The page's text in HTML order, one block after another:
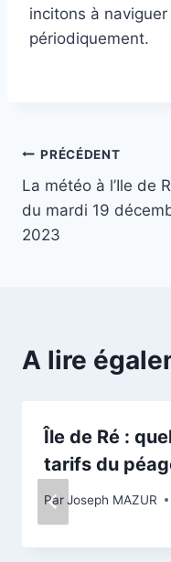
incitons à
périodiquement.
Navigation
de
l’article
PRÉCÉDENT
La météo à l’Ile de
du mardi 19
2023
A lire
Île de Ré :
tarifs du
ParJoseph MAZUR